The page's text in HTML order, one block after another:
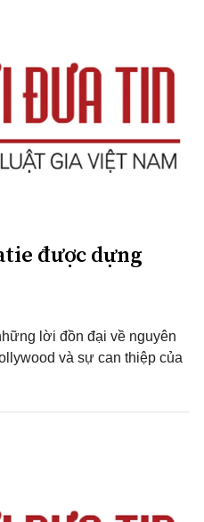
được dựng
lời đồn đại về nguyên
và sự can thiệp của